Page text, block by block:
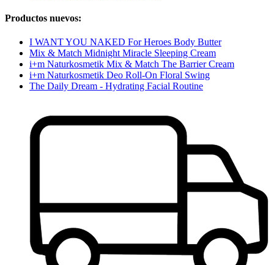
Productos nuevos:
I WANT YOU NAKED For Heroes Body Butter
Mix & Match Midnight Miracle Sleeping Cream
i+m Naturkosmetik Mix & Match The Barrier Cream
i+m Naturkosmetik Deo Roll-On Floral Swing
The Daily Dream - Hydrating Facial Routine